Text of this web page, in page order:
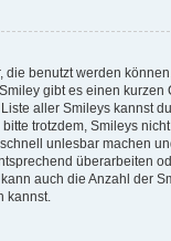
benutzt werden
gibt es einen kurzen
aller Smileys kannst
trotzdem, Smileys
unlesbar machen
überarbeiten
auch die Anzahl der
kannst.